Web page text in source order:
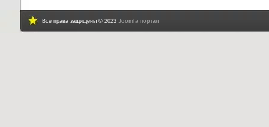
Все права защищены © 2023 Joomla портал